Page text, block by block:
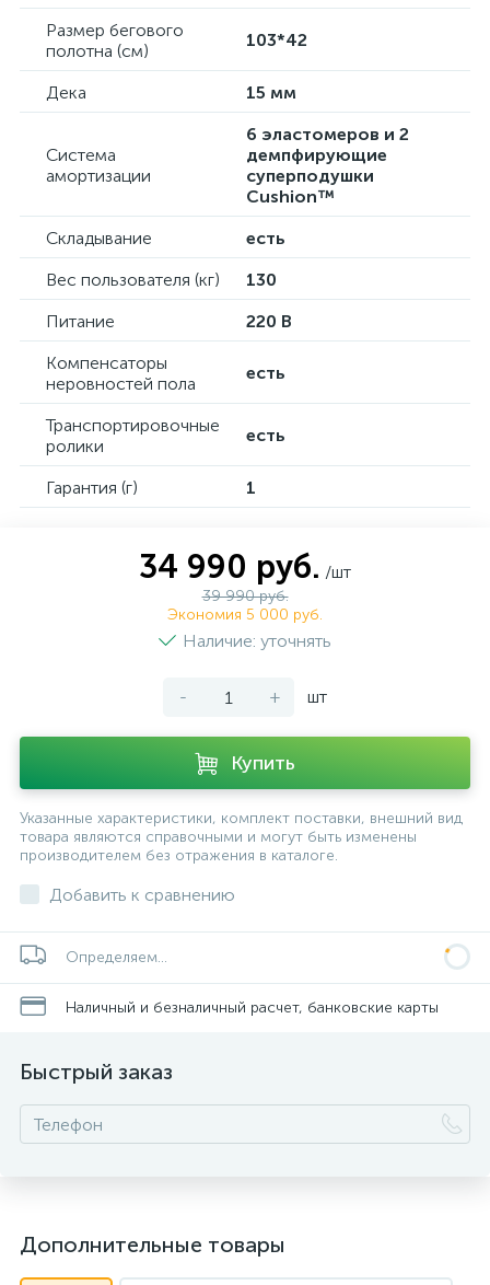
Размер бегового
полотна (см)
103*42
Дека 15 мм
Система
амортизации
6 эластомеров и 2
демпфирующие
суперподушки
Cushion™
Складывание
есть
Вес пользователя (кг)
130
Питание
220 В
Компенсаторы
неровностей пола
есть
Транспортировочные
ролики
есть
Гарантия (г) 1
34 990 руб. /шт
39 990 руб.
Экономия 5 000 руб.
Наличие: уточнять
- + шт
Купить
Указанные характеристики, комплект поставки, внешний вид
товара являются справочными и могут быть изменены
производителем без отражения в каталоге.
Добавить к сравнению
Определяем...
Наличный и безналичный расчет, банковские карты
Быстрый заказ
Дополнительные товары